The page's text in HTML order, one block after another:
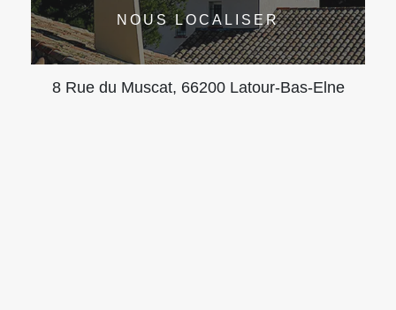
NOUS LOCALISER
8 Rue du Muscat, 66200 Latour-Bas-Elne